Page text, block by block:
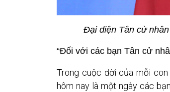
Đại diện Tân cử
“Đối với các bạn Tân cử
Trong cuộc đời của mỗi con
hôm nay là một ngày các